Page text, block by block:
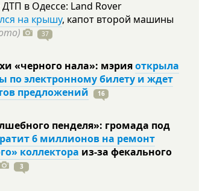
в Одессе: Land Rover
на крышу, капот второй машины
37
«черного нала»: мэрияоткрыла
по электронному билету и ждет
предложений
16
пенделя»: громада под
6 миллионов на ремонт
коллектора из-за фекального
3